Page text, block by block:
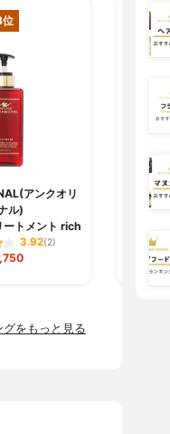
アンクオリ
ル)
ートメント rich
3.92(2)
グをもっと見る